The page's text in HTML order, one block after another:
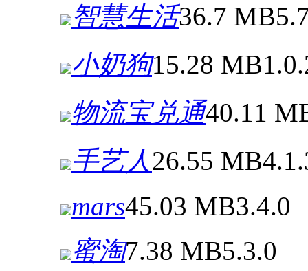
智慧生活36.7 MB
小奶狗15.28 MB
物流宝兑通40.11
手艺人 26.55 MB
mars45.03 MB3.4.0
蜜淘7.38 MB5.3.0